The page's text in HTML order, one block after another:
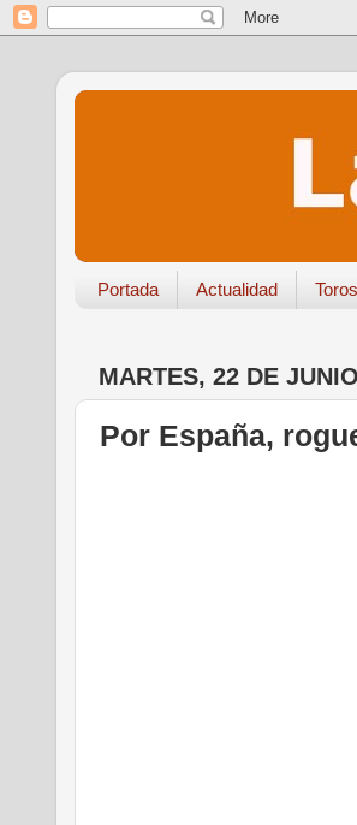
Portada Actualidad Toros
MARTES, 22 DE
Por España,